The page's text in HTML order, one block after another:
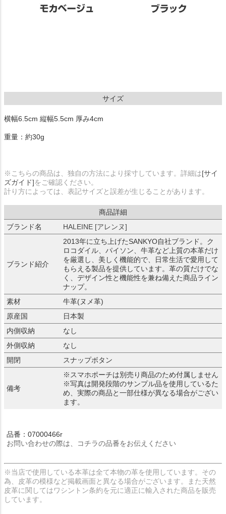
サイズ
横幅6.5cm 縦幅5.5cm 厚み4cm
重量：約30g
※こちらの商品は、独自の方法により採寸しています。詳細は[サイ
ズガイド]をご確認ください。
計り方によっては、表記サイズと誤差が生じることがあります。
商品詳細
ブランド名
HALEINE [アレンヌ]
ブランド紹介
2013年に立ち上げたSANKYO自社ブランド。ク
ロコダイル、パイソン、牛革など上質の本革だけ
を厳選し、美しく機能的で、日常生活で愛用して
もらえる製品を提供しています。革の質だけでな
く、デザイン性と機能性を兼ね備えた商品ライン
ナップ。
素材
牛革(ヌメ革)
原産国
日本製
内側収納
なし
外側収納
なし
開閉
スナップボタン
備考
※スマホポーチは別売り商品のため付属しません
※写真は開発段階のサンプル品を使用しているた
め、実際の商品と一部仕様が異なる場合がござい
ます。
品番：07000466r
お問い合わせの際は、コチラの品番をお伝えください
※当店で使用している本革は全て本物の革を使用しています。その
為、皮革の模様など掲載画面と異なる場合がございます。また天然
皮革に関してはワシントン条約を元に適正に輸入された商品を販売
しています。